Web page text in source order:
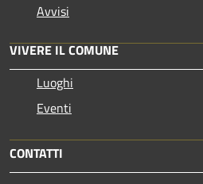
Avvisi
VIVERE IL COMUNE
Luoghi
Eventi
CONTATTI